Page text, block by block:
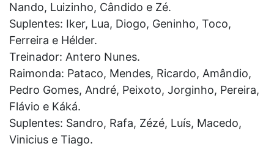
Nando, Luizinho, Cândido e Zé.
Suplentes: Iker, Lua, Diogo, Geninho, Toco,
Ferreira e Hélder.
Treinador: Antero Nunes.
Raimonda: Pataco, Mendes, Ricardo, Amândio,
Pedro Gomes, André, Peixoto, Jorginho, Pereira,
Flávio e Káká.
Suplentes: Sandro, Rafa, Zézé, Luís, Macedo,
Vinicius e Tiago.